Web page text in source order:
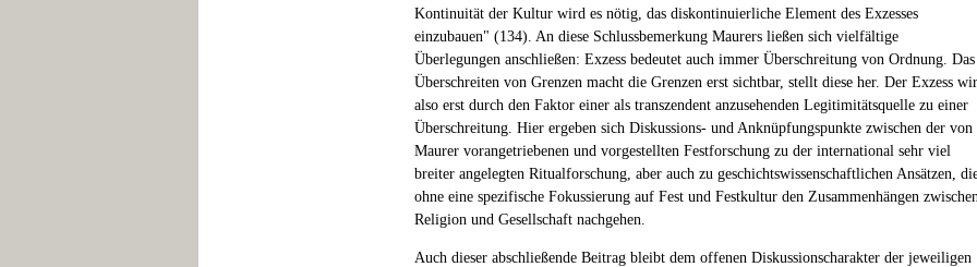
Kontinuität der Kultur wird es nötig, das diskontinuierliche Element des Exzesses
einzubauen" (134). An diese Schlussbemerkung Maurers ließen sich vielfältige
Überlegungen anschließen: Exzess bedeutet auch immer Überschreitung von Ordnung. Das
Überschreiten von Grenzen macht die Grenzen erst sichtbar, stellt diese her. Der Exzess
also erst durch den Faktor einer als transzendent anzusehenden Legitimitätsquelle zu einer
Überschreitung. Hier ergeben sich Diskussions- und Anknüpfungspunkte zwischen der von
Maurer vorangetriebenen und vorgestellten Festforschung zu der international sehr viel
breiter angelegten Ritualforschung, aber auch zu geschichtswissenschaftlichen Ansätzen,
ohne eine spezifische Fokussierung auf Fest und Festkultur den Zusammenhängen
Religion und Gesellschaft nachgehen.
Auch dieser abschließende Beitrag bleibt dem offenen Diskussionscharakter der jeweiligen